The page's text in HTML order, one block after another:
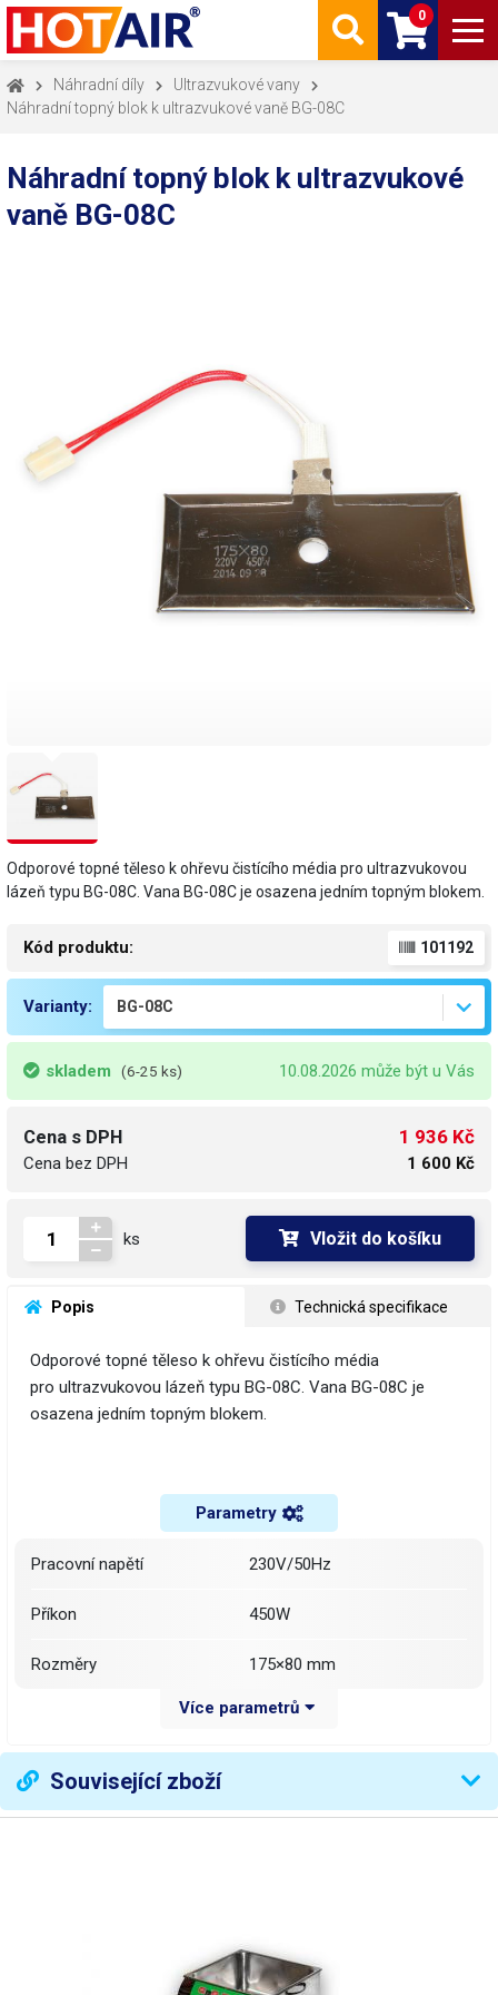
0
Náhradní díly
Ultrazvukové vany
Náhradní topný blok k ultrazvukové vaně BG-08C
Náhradní topný blok k ultrazvukové
vaně BG-08C
Odporové topné těleso k ohřevu čistícího média pro ultrazvukovou
lázeň typu BG-08C. Vana BG-08C je osazena jedním topným blokem.
Kód produktu: 101192
Varianty:
skladem (6-25 ks) 10.08.2026 může být u Vás
Cena s DPH
Cena bez DPH
1 936 Kč
1 600 Kč
ks Vložit do košíku
Popis Technická specifikace
Odporové topné těleso k ohřevu čistícího média
pro ultrazvukovou lázeň typu BG-08C. Vana BG-08C je
osazena jedním topným blokem.
Parametry
Pracovní napětí 230V/50Hz
Příkon 450W
Rozměry 175×80 mm
0.147 kg
Více parametrů
Související zboží